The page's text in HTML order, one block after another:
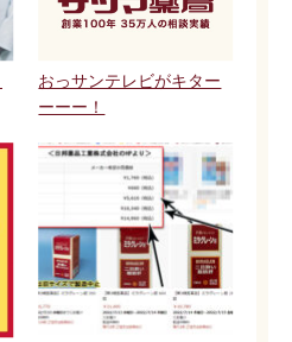
おっサンテレビがキター
ーーー！